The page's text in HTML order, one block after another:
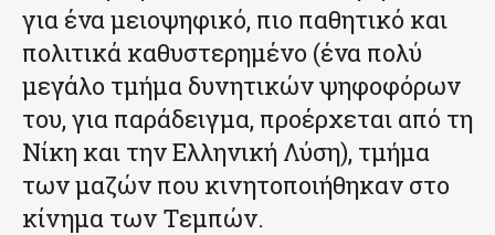
για ένα μειοψηφικό, πιο παθητικό και
πολιτικά καθυστερημένο (ένα πολύ
μεγάλο τμήμα δυνητικών ψηφοφόρων
του, για παράδειγμα, προέρχεται από τη
Νίκη και την Ελληνική Λύση), τμήμα
των μαζών που κινητοποιήθηκαν στο
κίνημα των Τεμπών.